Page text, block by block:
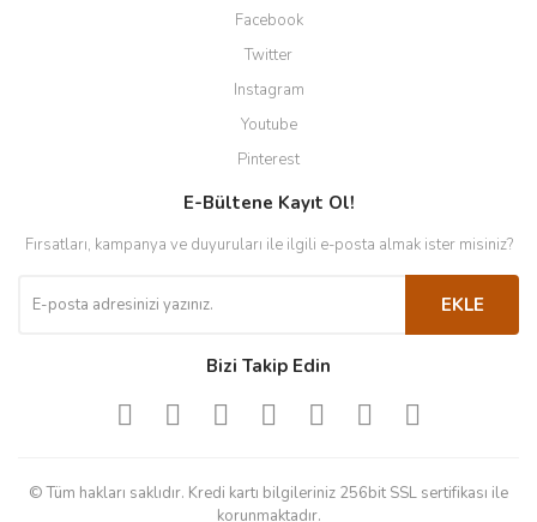
Facebook
Twitter
Instagram
Youtube
Pinterest
E-Bültene Kayıt Ol!
Fırsatları, kampanya ve duyuruları ile ilgili e-posta almak ister misiniz?
EKLE
Bizi Takip Edin
© Tüm hakları saklıdır. Kredi kartı bilgileriniz 256bit SSL sertifikası ile
korunmaktadır.